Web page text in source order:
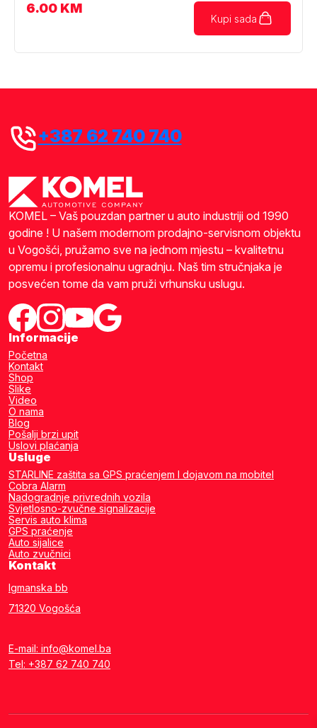
6.00 KM
Kupi sada
+387 62 740 740
KOMEL – Vaš pouzdan partner u auto industriji od 1990
godine ! U našem modernom prodajno-servisnom objektu
u Vogošći, pružamo sve na jednom mjestu – kvalitetnu
opremu i profesionalnu ugradnju. Naš tim stručnjaka je
posvećen tome da vam pruži vrhunsku uslugu.
Informacije
Početna
Kontakt
Shop
Slike
Video
O nama
Blog
Pošalji brzi upit
Uslovi plaćanja
Usluge
STARLINE zaštita sa GPS praćenjem I dojavom na mobitel
Cobra Alarm
Nadogradnje privrednih vozila
Svjetlosno-zvučne signalizacije
Servis auto klima
GPS praćenje
Auto sijalice
Auto zvučnici
Kontakt
Igmanska bb
71320 Vogošća
E-mail: info@komel.ba
Tel: +387 62 740 740